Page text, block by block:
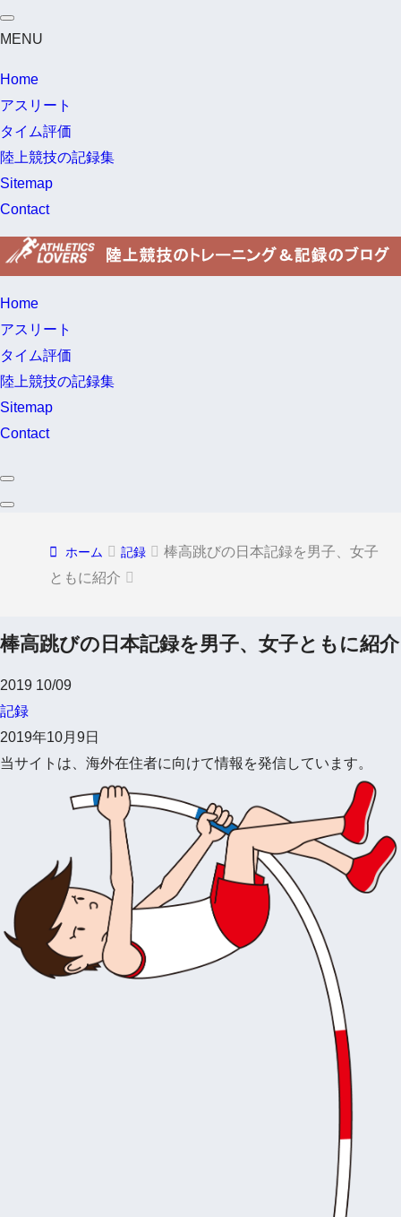
MENU
Home
アスリート
タイム評価
陸上競技の記録集
Sitemap
Contact
Home
アスリート
タイム評価
陸上競技の記録集
Sitemap
Contact
ホーム 記録
棒高跳びの日本記録を男子、女子
ともに紹介
棒高跳びの日本記録を男子、女子ともに紹介
2019 10/09
記録
2019年10月9日
当サイトは、海外在住者に向けて情報を発信しています。